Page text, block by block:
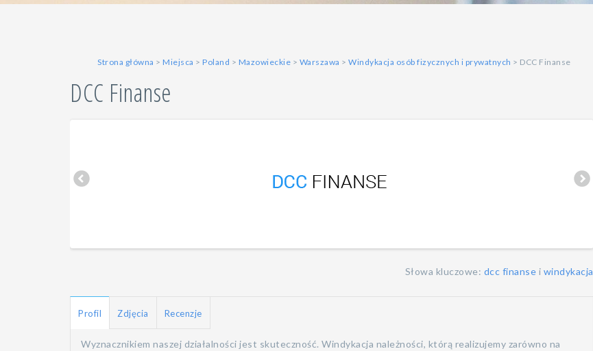
Strona główna > Miejsca > Poland > Mazowieckie > Warszawa > Windykacja osób fizycznych i prywatnych > DCC Finanse
DCC Finanse
Słowa kluczowe: dcc finanse i windykacja
Profil Zdjęcia Recenzje
Wyznacznikiem naszej działalności jest skuteczność. Windykacja należności, którą realizujemy zarówno na